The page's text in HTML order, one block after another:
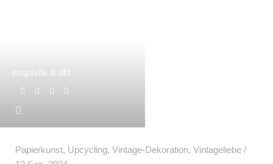
exquisite & old
Papierkunst, Upcycling, Vintage-Dekoration, Vintageliebe